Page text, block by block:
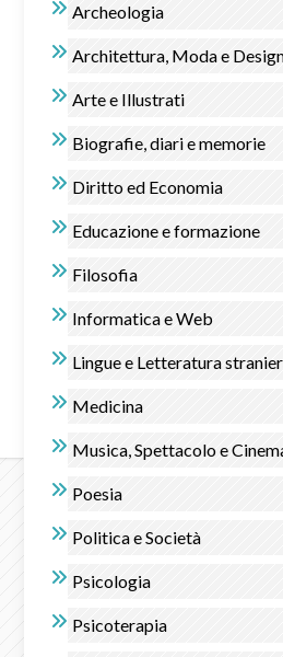
Archeologia
Architettura, Moda e
Arte e Illustrati
Biografie, diari e memorie
Diritto ed Economia
Educazione e formazione
Filosofia
Informatica e Web
Lingue e Letteratura
Medicina
Musica, Spettacolo e
Poesia
Politica e Società
Psicologia
Psicoterapia